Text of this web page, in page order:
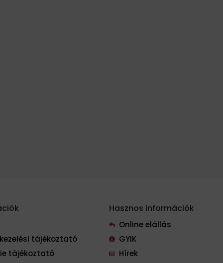
tájékoztató
tájékoztató
Hasznos információk
Online elállás
GYIK
Hírek